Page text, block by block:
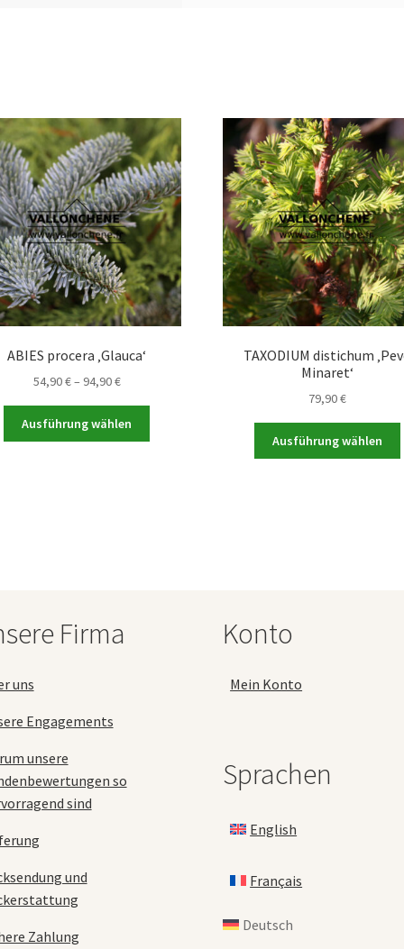
ABIES procera ‚Glauca‘
54,90€– 94,90€Preisspanne:
bis
94,90 €
Ausführung wählen
TAXODIUM distichum
Minaret‘
79,90€
Ausführung wählen
Firma
uns
Engagements
unsere
so
sind
und
Zahlung
Konto
Mein Konto
Sprachen
English
Français
Deutsch